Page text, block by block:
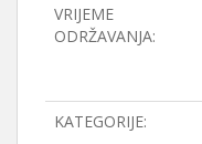
VRIJEME
ODRŽAVANJA:
KATEGORIJE: